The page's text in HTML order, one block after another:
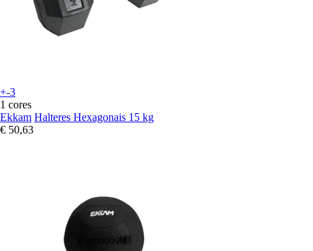
+-3
1 cores
Ekkam Halteres Hexagonais 15 kg
€ 50,63